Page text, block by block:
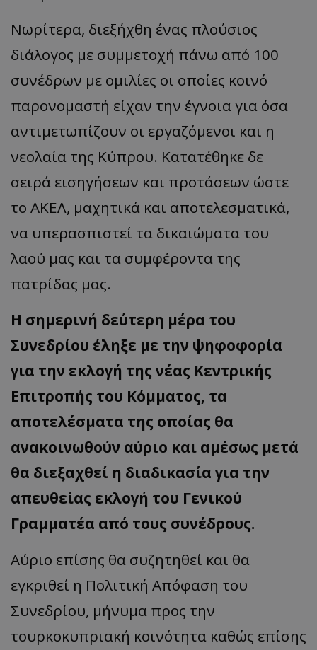
Νωρίτερα, διεξήχθη ένας πλούσιος
διάλογος με συμμετοχή πάνω από 100
συνέδρων με ομιλίες οι οποίες κοινό
παρονομαστή είχαν την έγνοια για όσα
αντιμετωπίζουν οι εργαζόμενοι και η
νεολαία της Κύπρου. Κατατέθηκε δε
σειρά εισηγήσεων και προτάσεων ώστε
το ΑΚΕΛ, μαχητικά και αποτελεσματικά,
να υπερασπιστεί τα δικαιώματα του
λαού μας και τα συμφέροντα της
πατρίδας μας.
Η σημερινή δεύτερη μέρα του
Συνεδρίου έληξε με την ψηφοφορία
για την εκλογή της νέας Κεντρικής
Επιτροπής του Κόμματος, τα
αποτελέσματα της οποίας θα
ανακοινωθούν αύριο και αμέσως μετά
θα διεξαχθεί η διαδικασία για την
απευθείας εκλογή του Γενικού
Γραμματέα από τους συνέδρους.
Αύριο επίσης θα συζητηθεί και θα
εγκριθεί η Πολιτική Απόφαση του
Συνεδρίου, μήνυμα προς την
τουρκοκυπριακή κοινότητα καθώς επίσης